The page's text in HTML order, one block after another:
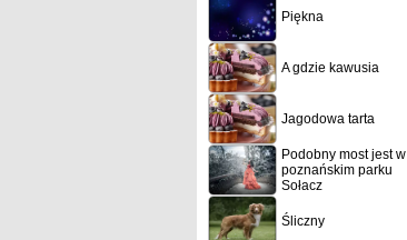
Piękna
A gdzie kawusia
Jagodowa tarta
Podobny most jest w
poznańskim parku
Sołacz
Śliczny